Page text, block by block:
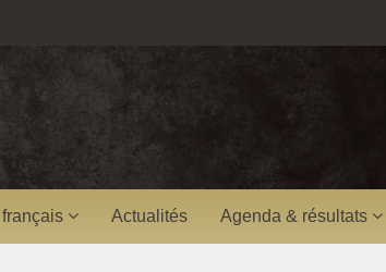
Actualités Agenda & résultats